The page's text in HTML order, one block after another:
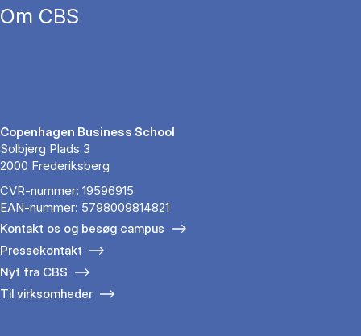
Om CBS
Copenhagen Business School
Solbjerg Plads 3
2000 Frederiksberg
CVR-nummer: 19596915
EAN-nummer: 5798009814821
Kontakt os og besøg campus
Pressekontakt
Nyt fra CBS
Til virksomheder